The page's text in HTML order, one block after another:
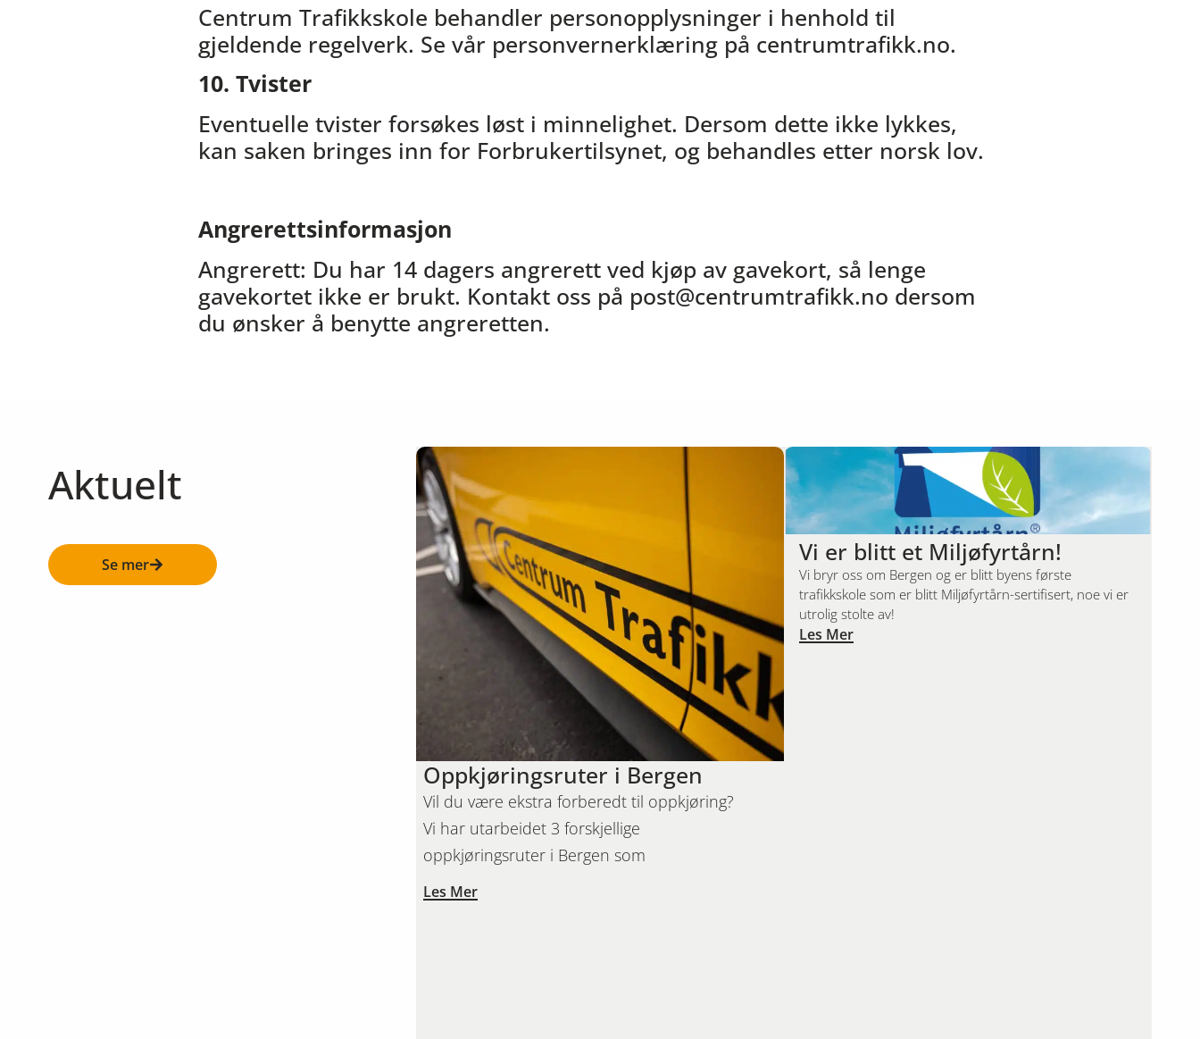
Centrum Trafikkskole behandler personopplysninger i henhold til
gjeldende regelverk. Se vår personvernerklæring på centrumtrafikk.no.
10. Tvister
Eventuelle tvister forsøkes løst i minnelighet. Dersom dette ikke lykkes,
kan saken bringes inn for Forbrukertilsynet, og behandles etter norsk lov.
Angrerettsinformasjon
Angrerett: Du har 14 dagers angrerett ved kjøp av gavekort, så lenge
gavekortet ikke er brukt. Kontakt oss på post@centrumtrafikk.no dersom
du ønsker å benytte angreretten.
Aktuelt
Se mer
Oppkjøringsruter i Bergen
Vil du være ekstra forberedt til oppkjøring?
Vi har utarbeidet 3 forskjellige
oppkjøringsruter i Bergen som
Les Mer
Vi er blitt et Miljøfyrtårn!
Vi bryr oss om Bergen og er blitt byens første
trafikkskole som er blitt Miljøfyrtårn-sertifisert, noe vi er
utrolig stolte av!
Les Mer